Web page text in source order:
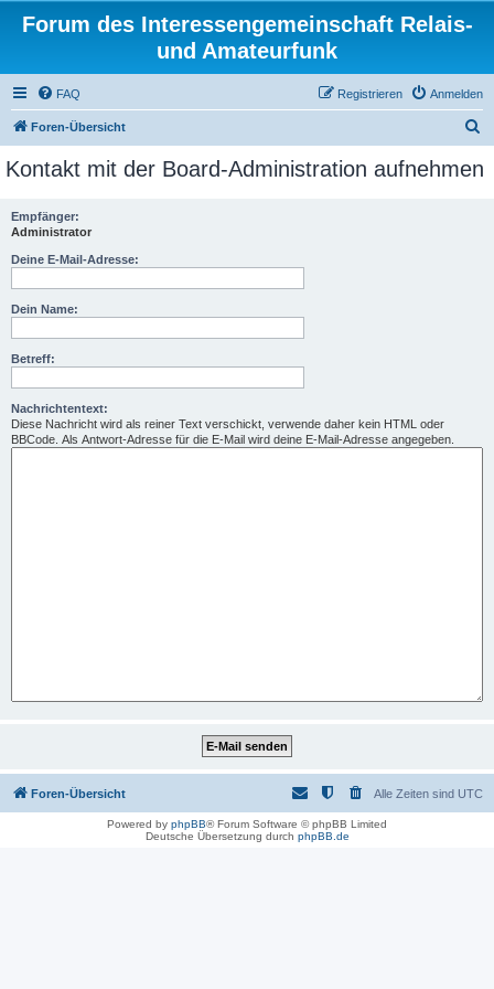
Forum des Interessengemeinschaft Relais-
und Amateurfunk
FAQ Anmelden
Registrieren
Foren-Übersicht
c
Kontakt mit der Board-Administration aufnehmen
Empfänger:
Administrator
Deine E-Mail-Adresse:
Dein Name:
Betreff:
Nachrichtentext:
Diese Nachricht wird als reiner Text verschickt, verwende daher kein HTML oder
BBCode. Als Antwort-Adresse für die E-Mail wird deine E-Mail-Adresse angegeben.
Foren-Übersicht Alle Zeiten sind UTC
Powered by phpBB® Forum Software © phpBB Limited
Deutsche Übersetzung durch phpBB.de